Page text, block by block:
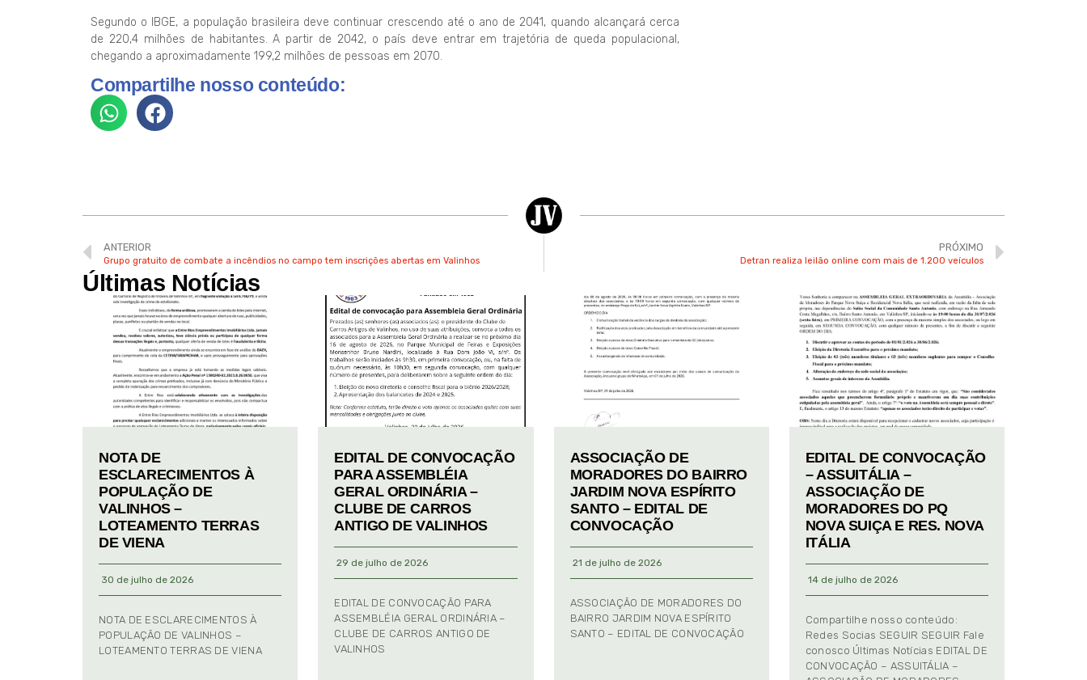
Segundo o IBGE, a população brasileira deve continuar crescendo até o ano de 2041, quando alcançará cerca
de 220,4 milhões de habitantes. A partir de 2042, o país deve entrar em trajetória de queda populacional,
chegando a aproximadamente 199,2 milhões de pessoas em 2070.
Compartilhe nosso conteúdo:
ANTERIOR
Grupo gratuito de combate a incêndios no campo tem inscrições abertas em Valinhos
PRÓXIMO
Detran realiza leilão online com mais de 1.200 veículos
Últimas Notícias
NOTA DE
ESCLARECIMENTOS À
POPULAÇÃO DE
VALINHOS –
LOTEAMENTO TERRAS
DE VIENA
30 de julho de 2026
NOTA DE ESCLARECIMENTOS À
POPULAÇÃO DE VALINHOS –
LOTEAMENTO TERRAS DE VIENA
EDITAL DE CONVOCAÇÃO
PARA ASSEMBLÉIA
GERAL ORDINÁRIA –
CLUBE DE CARROS
ANTIGO DE VALINHOS
29 de julho de 2026
EDITAL DE CONVOCAÇÃO PARA
ASSEMBLÉIA GERAL ORDINÁRIA –
CLUBE DE CARROS ANTIGO DE
VALINHOS
ASSOCIAÇÃO DE
MORADORES DO BAIRRO
JARDIM NOVA ESPÍRITO
SANTO – EDITAL DE
CONVOCAÇÃO
21 de julho de 2026
ASSOCIAÇÃO DE MORADORES DO
BAIRRO JARDIM NOVA ESPÍRITO
SANTO – EDITAL DE CONVOCAÇÃO
EDITAL DE CONVOCAÇÃO
– ASSUITÁLIA –
ASSOCIAÇÃO DE
MORADORES DO PQ
NOVA SUIÇA E RES. NOVA
ITÁLIA
14 de julho de 2026
Compartilhe nosso conteúdo:
Redes Socias SEGUIR SEGUIR Fale
conosco Últimas Notícias EDITAL DE
CONVOCAÇÃO – ASSUITÁLIA –